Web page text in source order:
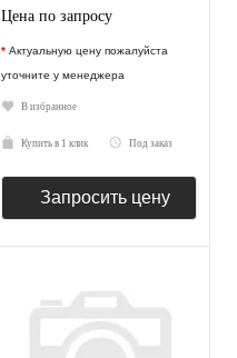
Цена по запросу
* Актуальную цену пожалуйста
уточните у менеджера
В избранное
Купить в 1 клик Под заказ
Запросить цену